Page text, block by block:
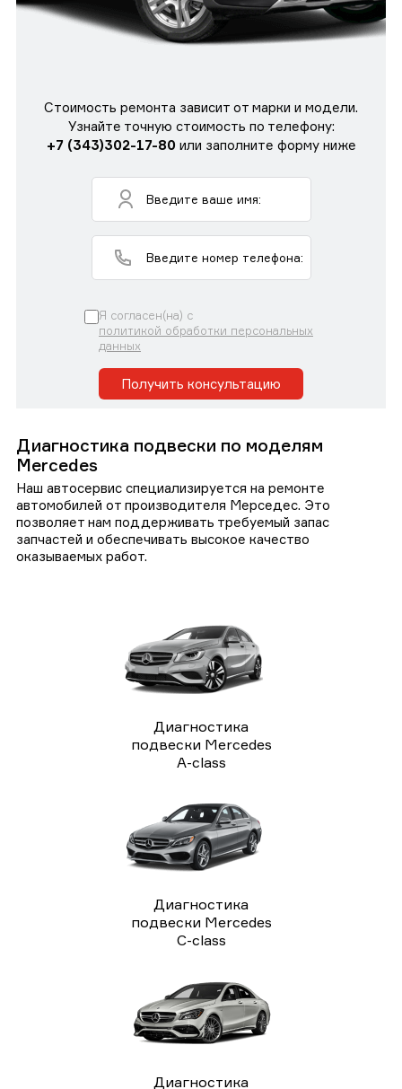
Стоимость ремонта зависит от марки и модели.
Узнайте точную стоимость по телефону:
+7 (343)302-17-80 или заполните форму ниже
Я согласен(на) с
политикой обработки персональных
данных
Получить консультацию
Диагностика подвески по моделям
Mercedes
Наш автосервис специализируется на ремонте
автомобилей от производителя Мерседес. Это
позволяет нам поддерживать требуемый запас
запчастей и обеспечивать высокое качество
оказываемых работ.
Диагностика
подвески Mercedes
A-class
Диагностика
подвески Mercedes
C-class
Диагностика